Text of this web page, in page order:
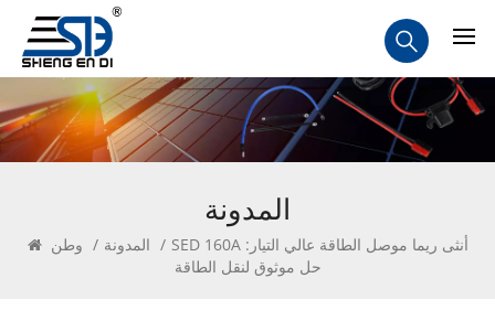
المدونة
وطن / المدونة / SED 160A أنثى ريما موصل الطاقة عالي التيار:
حل موثوق لنقل الطاقة